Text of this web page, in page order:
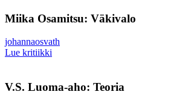
Miika Osamitsu: Väkivalo
johannaosvath
Lue kritiikki
V.S. Luoma-aho: Teoria